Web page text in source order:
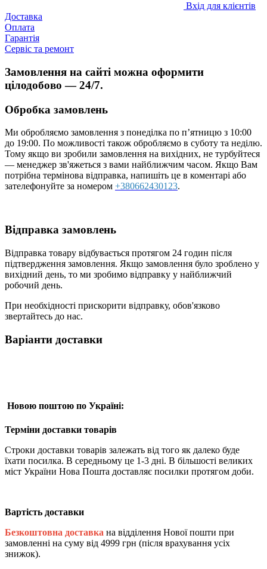
Вхід для клієнтів
Доставка
Оплата
Гарантія
Сервіс та ремонт
Замовлення на сайті можна оформити
цілодобово — 24/7.
Обробка замовлень
Ми обробляємо замовлення з понеділка по п’ятницю з 10:00
до 19:00. По можливості також обробляємо в суботу та неділю.
Тому якщо ви зробили замовлення на вихідних, не турбуйтеся
— менеджер зв'яжеться з вами найближчим часом. Якщо Вам
потрібна термінова відправка, напишіть це в коментарі або
зателефонуйте за номером +380662430123.
Відправка замовлень
Відправка товару відбувається протягом 24 годин після
підтвердження замовлення. Якщо замовлення було зроблено у
вихідний день, то ми зробимо відправку у найближчий
робочий день.
При необхідності прискорити відправку, обов'язково
звертайтесь до нас.
Варіанти доставки
Новою поштою по Україні:
Терміни доставки товарів
Строки доставки товарів залежать від того як далеко буде
їхати посилка. В середньому це 1-3 дні. В більшості великих
міст України Нова Пошта доставляє посилки протягом доби.
Вартість доставки
Безкоштовна доставка на відділення Нової пошти при
замовленні на суму від 4999 грн (після врахування усіх
знижок).